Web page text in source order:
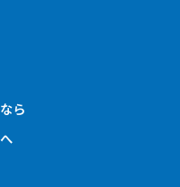
ら